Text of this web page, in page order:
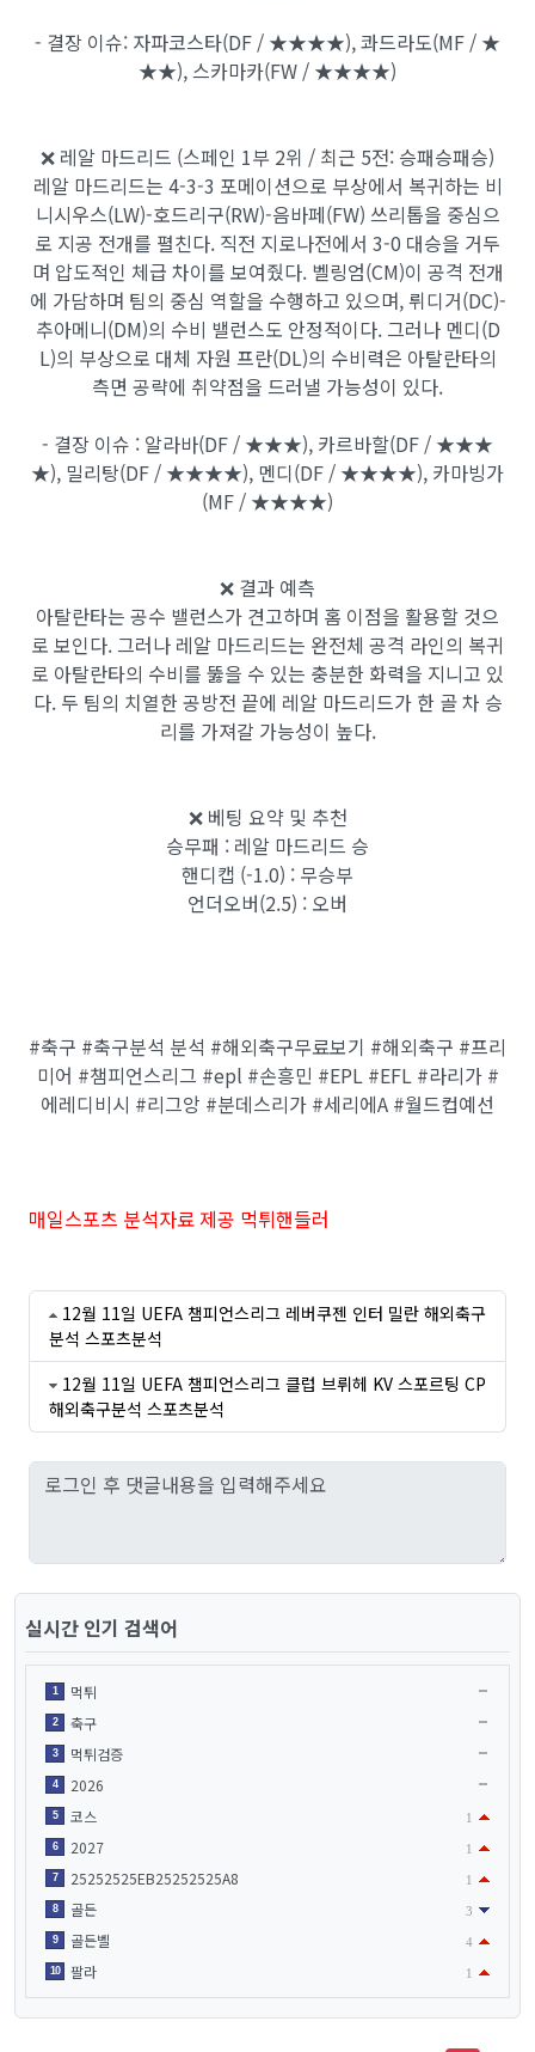
- 결장 이슈: 자파코스타(DF / ★★★★), 콰드라도(MF / ★
★★), 스카마카(FW / ★★★★)
❌ 레알 마드리드 (스페인 1부 2위 / 최근 5전: 승패승패승)
레알 마드리드는 4-3-3 포메이션으로 부상에서 복귀하는 비
니시우스(LW)-호드리구(RW)-음바페(FW) 쓰리톱을 중심으
로 지공 전개를 펼친다. 직전 지로나전에서 3-0 대승을 거두
며 압도적인 체급 차이를 보여줬다. 벨링엄(CM)이 공격 전개
에 가담하며 팀의 중심 역할을 수행하고 있으며, 뤼디거(DC)-
추아메니(DM)의 수비 밸런스도 안정적이다. 그러나 멘디(D
L)의 부상으로 대체 자원 프란(DL)의 수비력은 아탈란타의
측면 공략에 취약점을 드러낼 가능성이 있다.
- 결장 이슈 : 알라바(DF / ★★★), 카르바할(DF / ★★★
★), 밀리탕(DF / ★★★★), 멘디(DF / ★★★★), 카마빙가
(MF / ★★★★)
❌ 결과 예측
아탈란타는 공수 밸런스가 견고하며 홈 이점을 활용할 것으
로 보인다. 그러나 레알 마드리드는 완전체 공격 라인의 복귀
로 아탈란타의 수비를 뚫을 수 있는 충분한 화력을 지니고 있
다. 두 팀의 치열한 공방전 끝에 레알 마드리드가 한 골 차 승
리를 가져갈 가능성이 높다.
❌ 베팅 요약 및 추천
승무패 : 레알 마드리드 승
핸디캡 (-1.0) : 무승부
언더오버(2.5) : 오버
#축구 #축구분석 분석 #해외축구무료보기 #해외축구 #프리
미어 #챔피언스리그 #epl #손흥민 #EPL #EFL #라리가 #
에레디비시 #리그앙 #분데스리가 #세리에A #월드컵예선
매일스포츠 분석자료 제공 먹튀핸들러
12월 11일 UEFA 챔피언스리그 레버쿠젠 인터 밀란 해외축구
분석 스포츠분석
12월 11일 UEFA 챔피언스리그 클럽 브뤼헤 KV 스포르팅 CP
해외축구분석 스포츠분석
실시간 인기 검색어
1 먹튀
2 축구
3 먹튀검증
4 2026
5 코스 1
6 2027 1
7 25252525EB25252525A8 1
8 골든 3
9 골든벨 4
10 팔라 1